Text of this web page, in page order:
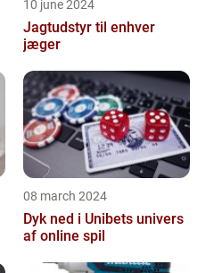
10 june 2024
Jagtudstyr til enhver
jæger
08 march 2024
Dyk ned i Unibets univers
af online spil